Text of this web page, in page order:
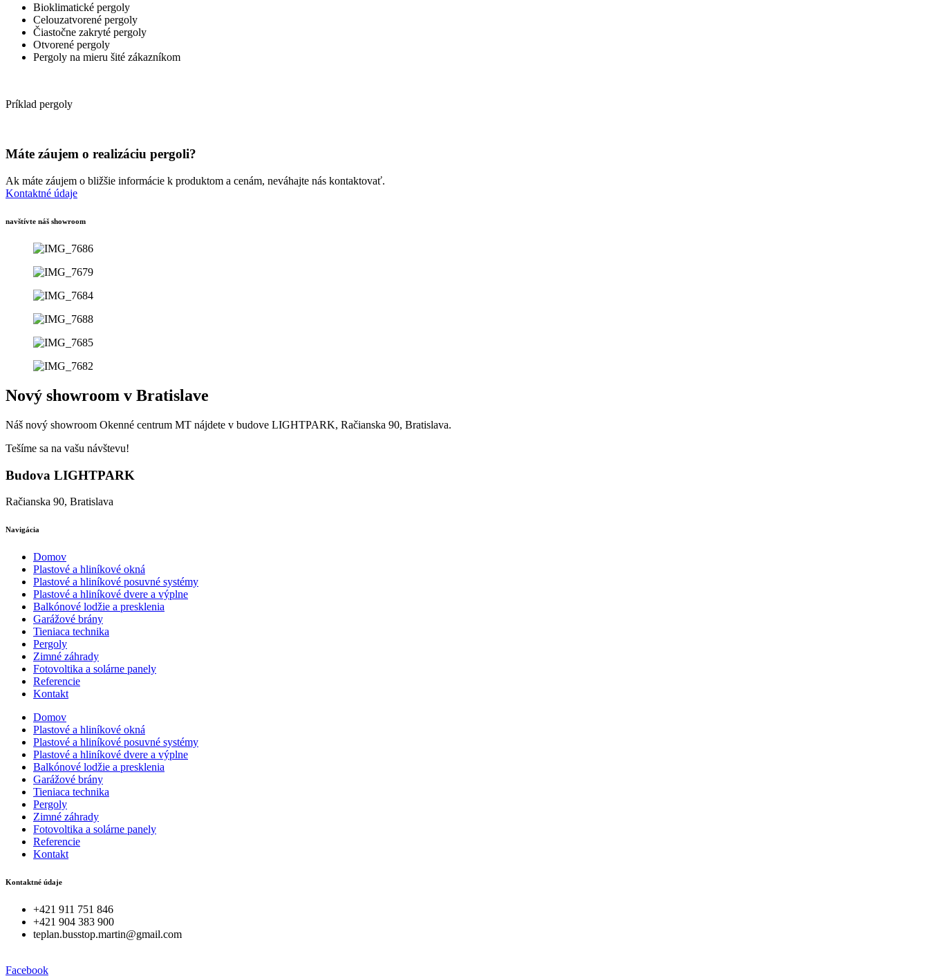
Bioklimatické pergoly
Celouzatvorené pergoly
Čiastočne zakryté pergoly
Otvorené pergoly
Pergoly na mieru šité zákazníkom
Príklad pergoly
Máte záujem o realizáciu pergoli?
Ak máte záujem o bližšie informácie k produktom a cenám, neváhajte nás kontaktovať.
Kontaktné údaje
navštívte náš showroom
Nový showroom v Bratislave
Náš nový showroom Okenné centrum MT nájdete v budove LIGHTPARK, Račianska 90, Bratislava.
Tešíme sa na vašu návštevu!
Budova LIGHTPARK
Račianska 90, Bratislava
Navigácia
Domov
Plastové a hliníkové okná
Plastové a hliníkové posuvné systémy
Plastové a hliníkové dvere a výplne
Balkónové lodžie a presklenia
Garážové brány
Tieniaca technika
Pergoly
Zimné záhrady
Fotovoltika a solárne panely
Referencie
Kontakt
Domov
Plastové a hliníkové okná
Plastové a hliníkové posuvné systémy
Plastové a hliníkové dvere a výplne
Balkónové lodžie a presklenia
Garážové brány
Tieniaca technika
Pergoly
Zimné záhrady
Fotovoltika a solárne panely
Referencie
Kontakt
Kontaktné údaje
+421 911 751 846
‭+421 904 383 900‬
teplan.busstop.martin@gmail.com
Facebook